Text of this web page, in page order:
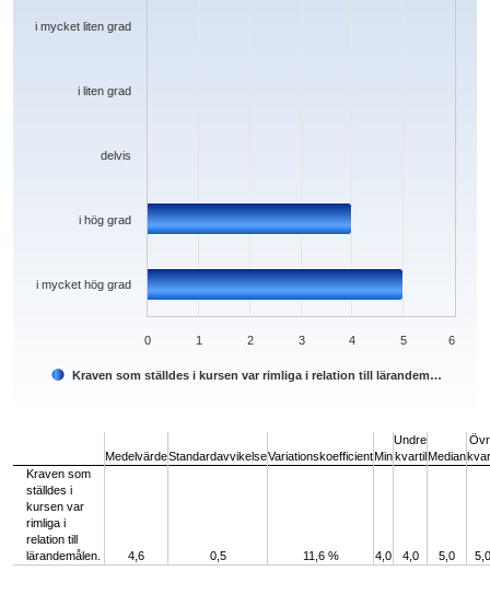
Kraven som ställdes i kursen var rimliga i relation till lärandem…
i mycket hög grad
i hög grad
delvis
i liten grad
i mycket liten grad
0 1 2 3 4 5 6
MedelvärdeStandardavvikelseVariationskoefficientMin
Undre
kvartilMedian
Kraven som
ställdes i
kursen var
rimliga i
relation till
lärandemålen.
4,6 0,5 11,6 % 4,0 4,0 5,0 5,0